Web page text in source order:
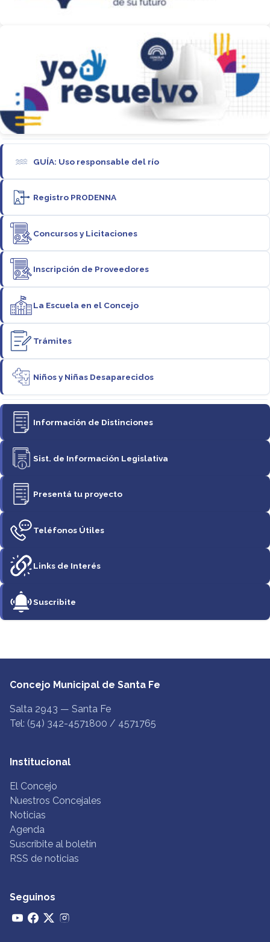
GUÍA: Uso responsable del río
Registro PRODENNA
Concursos y Licitaciones
Inscripción de Proveedores
La Escuela en el Concejo
Trámites
Niños y Niñas Desaparecidos
Información de Distinciones
Sist. de Información Legislativa
Presentá tu proyecto
Teléfonos Útiles
Links de Interés
Suscribite
Concejo Municipal de Santa Fe
Salta 2943 — Santa Fe
Tel: (54) 342-4571800 / 4571765
Institucional
El Concejo
Nuestros Concejales
Noticias
Agenda
Suscribite al boletín
RSS de noticias
Seguinos